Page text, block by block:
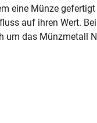
eine Münze
auf ihren Wert.
um das Münzmetall